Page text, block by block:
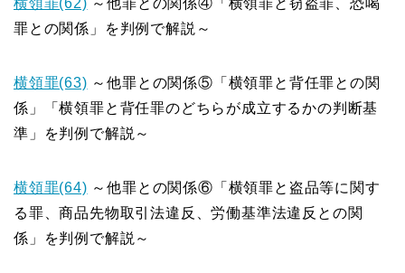
罪との関係」を判例で解説～
横領罪(63) ～他罪との関係⑤「横領罪と背任罪との関
係」「横領罪と背任罪のどちらが成立するかの判断基
準」を判例で解説～
横領罪(64) ～他罪との関係⑥「横領罪と盗品等に関す
る罪、商品先物取引法違反、労働基準法違反との関
係」を判例で解説～